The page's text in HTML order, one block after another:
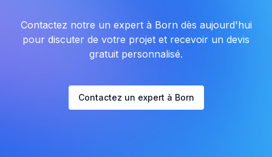
Contactez notre un expert à Born dès aujourd'hui
pour discuter de votre projet et recevoir un devis
gratuit personnalisé.
Contactez un expert à Born